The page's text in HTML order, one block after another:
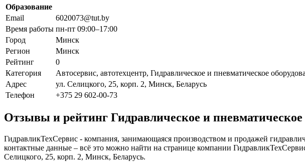
Образование
Email
6020073@tut.by
Время работы пн-пт 09:00–17:00
Город
Минск
Регион
Минск
Рейтинг
0
Категория
Автосервис, автотехцентр, Гидравлическое и пневматическое
Адрес
ул. Селицкого, 25, корп. 2, Минск, Беларусь
Телефон
+375 29 602-00-73
Отзывы и рейтинг Гидравлическое и
ГидравликТехСервис - компания, занимающаяся производством и продажей
контактные данные – всё это можно найти на странице компании
Селицкого, 25, корп. 2, Минск, Беларусь.